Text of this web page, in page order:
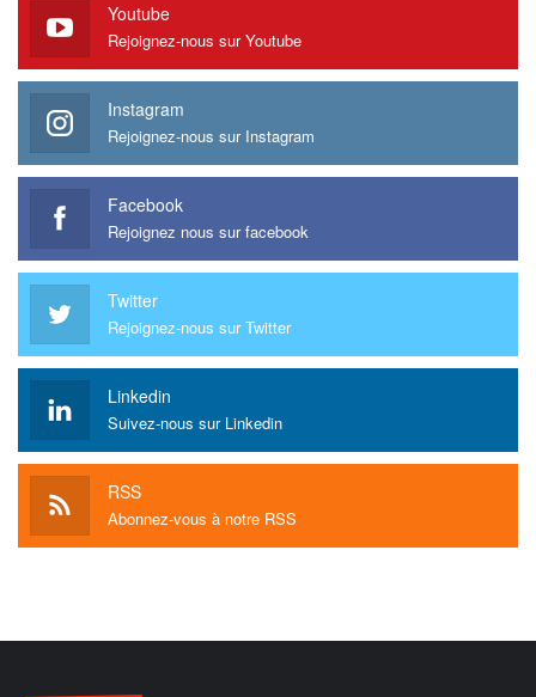
Youtube
Rejoignez-nous sur Youtube
Instagram
Rejoignez-nous sur Instagram
Facebook
Rejoignez nous sur facebook
Twitter
Rejoignez-nous sur Twitter
Linkedin
Suivez-nous sur Linkedin
RSS
Abonnez-vous à notre RSS